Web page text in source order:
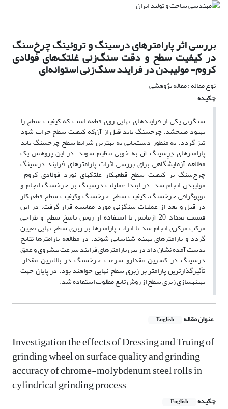
بررسی اثر پارامترهای درسینگ و تروئینگ چرخ‌سنگ
در کیفیت سطح و دقت سنگ‌زنی غلتک‌های فولادی
کروم- مولیبدن در فرایند سنگ‌زنی استوانه‌ای
نوع مقاله : مقاله پژوهشی
چکیده
سنگ­زنی یکی از فرایندهای نهایی روی قطعه است که کیفیت سطح را
بهبود می­بخشد. چرخ­سنگ باید قبل از آنکه کیفیت سطح خراب شود
تیز گردد. به منظور دستیابی به بهترین شرایط سطح چرخ­سنگ باید
پارامترهای دِرِسینگ آن به خوبی تنظیم شوند. در این پژوهش یک
مطالعه آزمایشگاهی برای بررسی اثرات پارامترهای فرایند درسینگ
چرخ­سنگ بر کیفیت سطح قطعه­کار غلتک­های نورد فولادی کروم-
مولیبدن انجام شد. در ابتدا عملیات درسینگ بر چرخ­سنگ انجام و
توپوگرافی چرخ­سنگ، کیفیت سطح چرخ­سنگ وکیفیت سطح قطعه­کار
در قبل و بعد از عملیات سنگ­زنی مورد مقایسه قرار گرفت. در این
قسمت تعداد 20 آزمایش با استفاده از روش پاسخ سطح و طراحی
مرکب­ مرکزی انجام شد تا اثرات پارامترها بر زبری سطح نهایی تعیین
گردد و پارامترهای بهینه شناسایی شوند. در مطالعه پارامترها نتایج
بدست آمده نشان داد در بین پارامترهای فرایند سرعت پیشروی و عمق
درسینگ در کمترین مقدارو سرعت چرخ­سنگ در بالاترین مقدار،
تأثیرگذارترین پارامتر بر زبری سطح نهایی خواهند بود. در پایان جهت
بهینه­سازی زبری سطح از روش تابع مطلوب استفاده شد.
عنوان مقاله English
Investigation the effects of Dressing and Truing of
grinding wheel on surface quality and grinding
accuracy of chrome-molybdenum steel rolls in
cylindrical grinding process
چکیده English